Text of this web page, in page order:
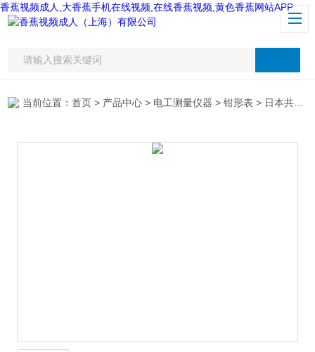
香蕉视频成人,大香蕉手机在线视频,在线香蕉视频,黄色香蕉网站APP
当前位置：首页 > 产品中心 > 电工测量仪器 >钳形表 > 日本共立2415泄漏电流钳形表